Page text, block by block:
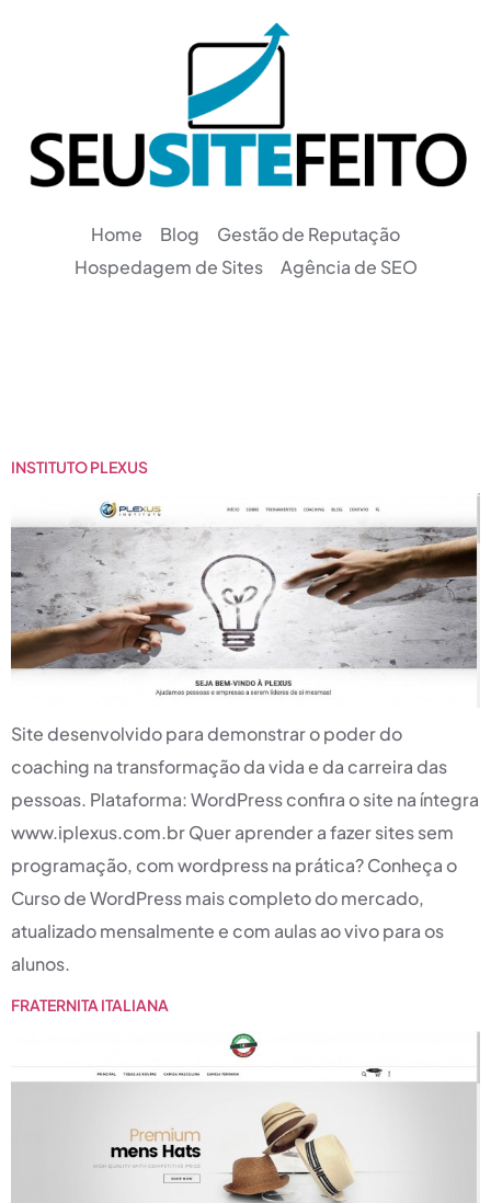
Home Blog
Gestão de Reputação
Hospedagem de Sites
Agência de SEO
INSTITUTO PLEXUS
Site desenvolvido para demonstrar o poder do
coaching na transformação da vida e da carreira das
pessoas. Plataforma: WordPress confira o site na íntegra
www.iplexus.com.br Quer aprender a fazer sites sem
programação, com wordpress na prática? Conheça o
Curso de WordPress mais completo do mercado,
atualizado mensalmente e com aulas ao vivo para os
alunos.
FRATERNITA ITALIANA